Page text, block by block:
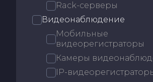
Rack-серверы
Видеонаблюдение
Мобильные
видеорегистраторы
Камеры
IP-